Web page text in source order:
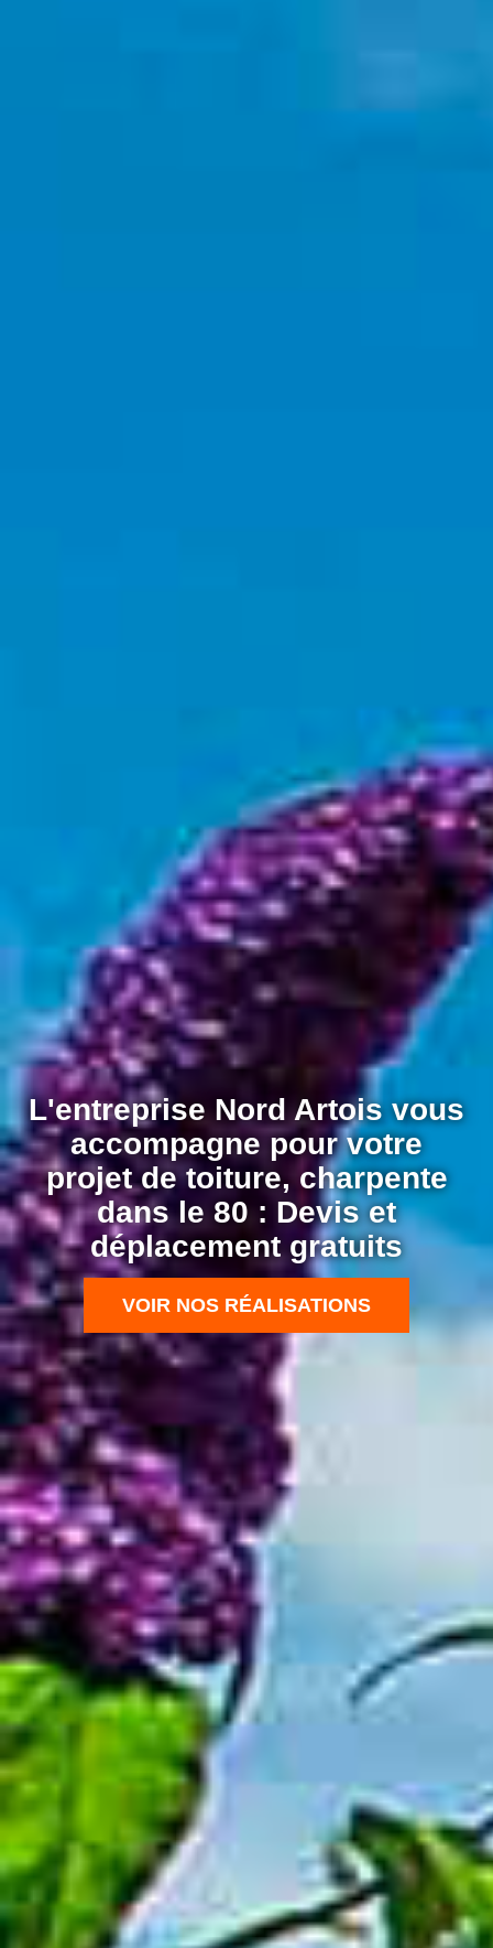
L'entreprise Nord Artois vous
accompagne pour votre
projet de toiture, charpente
dans le 80 : Devis et
déplacement gratuits
VOIR NOS RÉALISATIONS